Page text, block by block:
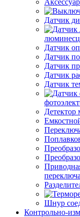
Датчик
Датчик
Датчик
Датчик
Датчик
Датчик
Детектор
Шнур
Контрольно-